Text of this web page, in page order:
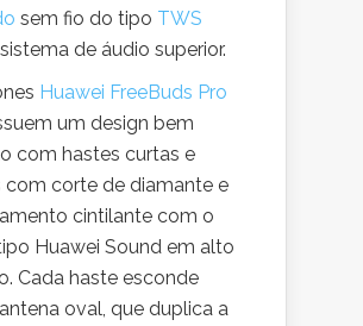
sem fio do tipo TWS
de áudio superior.
Huawei FreeBuds Pro
um design bem
com hastes curtas e
com corte de diamante e
cintilante com o
Huawei Sound em alto
Cada haste esconde
oval, que duplica a